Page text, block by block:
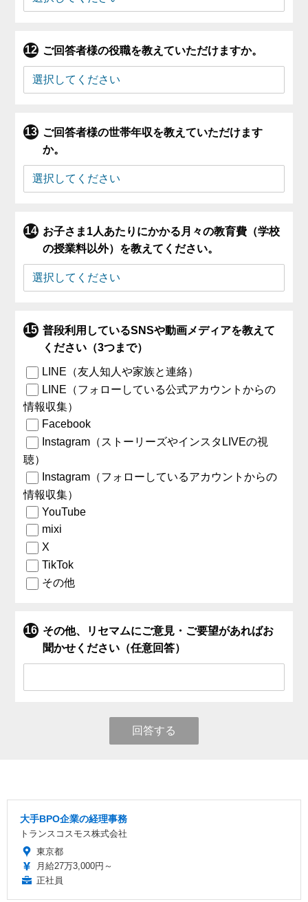
ご回答者様の役職を教えていただけますか。
ご回答者様の世帯年収を教えていただけます
か。
お子さま1人あたりにかかる月々の教育費（学校
の授業料以外）を教えてください。
普段利用しているSNSや動画メディアを教えて
ください（3つまで）
LINE（友人知人や家族と連絡）
LINE（フォローしている公式アカウントからの
情報収集）
Facebook
Instagram（ストーリーズやインスタLIVEの視
聴）
Instagram（フォローしているアカウントからの
情報収集）
YouTube
mixi
X
TikTok
その他
その他、リセマムにご意見・ご要望があればお
聞かせください（任意回答）
回答する
大手BPO企業の経理事務
トランスコスモス株式会社
東京都
月給27万3,000円～
正社員